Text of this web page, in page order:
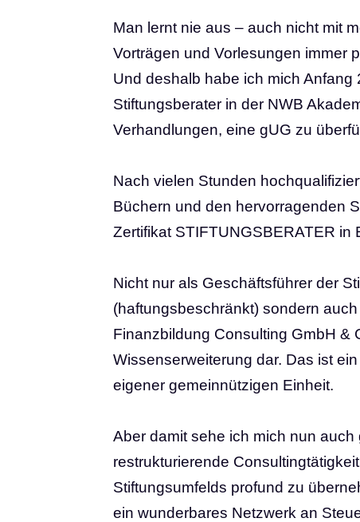
Man lernt nie aus – auch nicht mit
Vorträgen und Vorlesungen immer
Und deshalb habe ich mich
Stiftungsberater in der NWB
Verhandlungen, eine gUG zu
Nach vielen Stunden
Büchern und den hervorragenden
Zertifikat STIFTUNGSBERATER in
Nicht nur als Geschäftsführer der
(haftungsbeschränkt) sondern
Finanzbildung Consulting GmbH &
Wissenserweiterung dar. Das ist
eigener gemeinnützigen Einheit.
Aber damit sehe ich mich nun
restrukturierende Consulting
Stiftungsumfelds profund zu
ein wunderbares Netzwerk an